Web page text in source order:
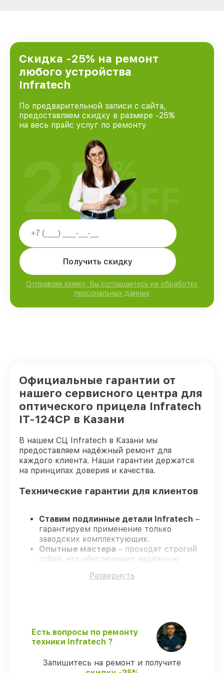
Скидка -25% на ремонт
любого устройства
Infratech
По предварительной записи с сайта,
предоставляем скидку в размере -25%
на весь прайс услуг по ремонту
Получить скидку
Отправляя заявку, Вы соглашаетесь на обработку
персональных данных
25%
OFF
Официальные гарантии от
нашего сервисного центра для
оптического прицела Infratech
IT-124CP в Казани
В нашем СЦ Infratech в Казани мы
предоставляем надёжный ремонт для
каждого клиента. Наши гарантии держатся
на принципах доверия и качества.
Технические гарантии для клиентов
Ставим подлинные детали Infratech –
гарантируем применение только
заводских комплектующих.
Опытные мастера – проходят строгий
отбор, что обеспечивает надёжную
Соблюдаем сроки ремонта
поддержкой до 3 лет.
Мы гарантируем:
Развернуть
Есть вопросы по ремонту
техники Infratech ?
Запишитесь на ремонт и получите